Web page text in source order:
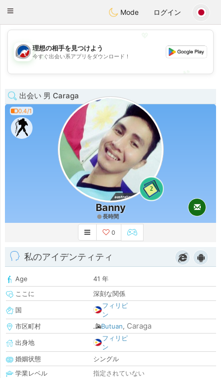
AustraliaChat
Toggle
Mode ログイン
💖
💕
理想の相手を見つけよう
今すぐ出会い系アプリをダウンロード！
出会い 男 Caraga
0.4/1
2
Banny
長時間
0
私のアイデンティティ
Age
41 年
ここに
深刻な関係
国
フィリピ
ン
市区町村
Butuan, Caraga
出身地
フィリピ
ン
婚姻状態
シングル
学業レベル
指定されていない